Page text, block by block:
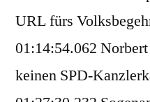
URL fürs
01:14:54.062
keinen SPD-